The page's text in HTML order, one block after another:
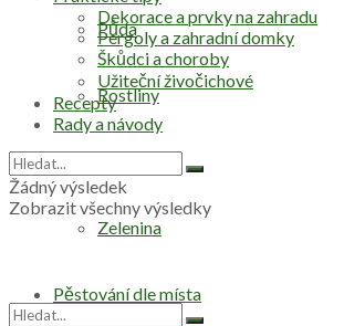
Půda
Rostliny
Zelenina
Pěstování dle místa
Dekorace a prvky na zahradu
Pergoly a zahradní domky
Škůdci a choroby
Užiteční živočichové
Recepty
Rady a návody
Žádný výsledek
Zobrazit všechny výsledky